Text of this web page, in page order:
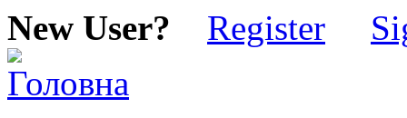
New User? Register